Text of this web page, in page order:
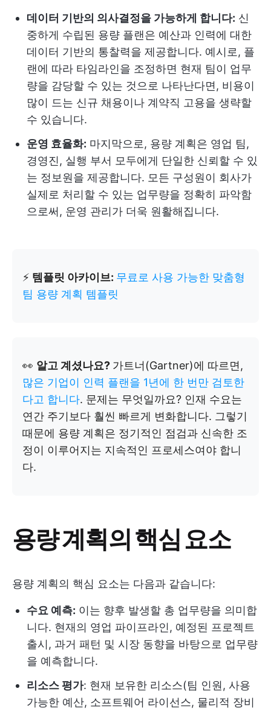
데이터 기반의 의사결정을 가능하게 합니다: 신
중하게 수립된 용량 플랜은 예산과 인력에 대한
데이터 기반의 통찰력을 제공합니다. 예시로, 플
랜에 따라 타임라인을 조정하면 현재 팀이 업무
량을 감당할 수 있는 것으로 나타난다면, 비용이
많이 드는 신규 채용이나 계약직 고용을 생략할
수 있습니다.
운영 효율화: 마지막으로, 용량 계획은 영업 팀,
경영진, 실행 부서 모두에게 단일한 신뢰할 수 있
는 정보원을 제공합니다. 모든 구성원이 회사가
실제로 처리할 수 있는 업무량을 정확히 파악함
으로써, 운영 관리가 더욱 원활해집니다.
⚡ 템플릿 아카이브: 무료로 사용 가능한 맞춤형
팀 용량 계획 템플릿
👀 알고 계셨나요? 가트너(Gartner)에 따르면,
많은 기업이 인력 플랜을 1년에 한 번만 검토한
다고 합니다. 문제는 무엇일까요? 인재 수요는
연간 주기보다 훨씬 빠르게 변화합니다. 그렇기
때문에 용량 계획은 정기적인 점검과 신속한 조
정이 이루어지는 지속적인 프로세스여야 합니
다.
용량 계획의 핵심 요소
용량 계획의 핵심 요소는 다음과 같습니다:
수요 예측: 이는 향후 발생할 총 업무량을 의미합
니다. 현재의 영업 파이프라인, 예정된 프로젝트
출시, 과거 패턴 및 시장 동향을 바탕으로 업무량
을 예측합니다.
리소스 평가: 현재 보유한 리소스(팀 인원, 사용
가능한 예산, 소프트웨어 라이선스, 물리적 장비